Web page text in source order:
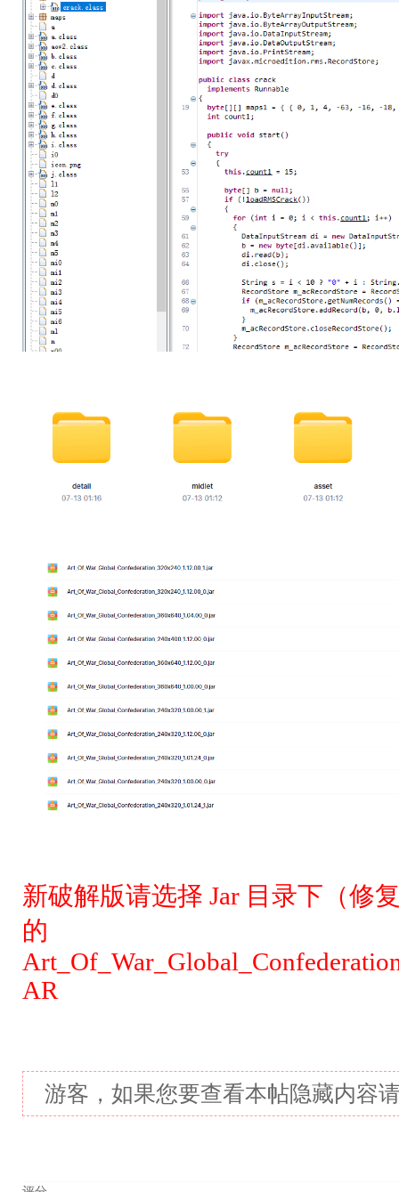
新破解版请选择 Jar 目录下（修
的
AR
游客，如果您要查看本帖隐藏内容